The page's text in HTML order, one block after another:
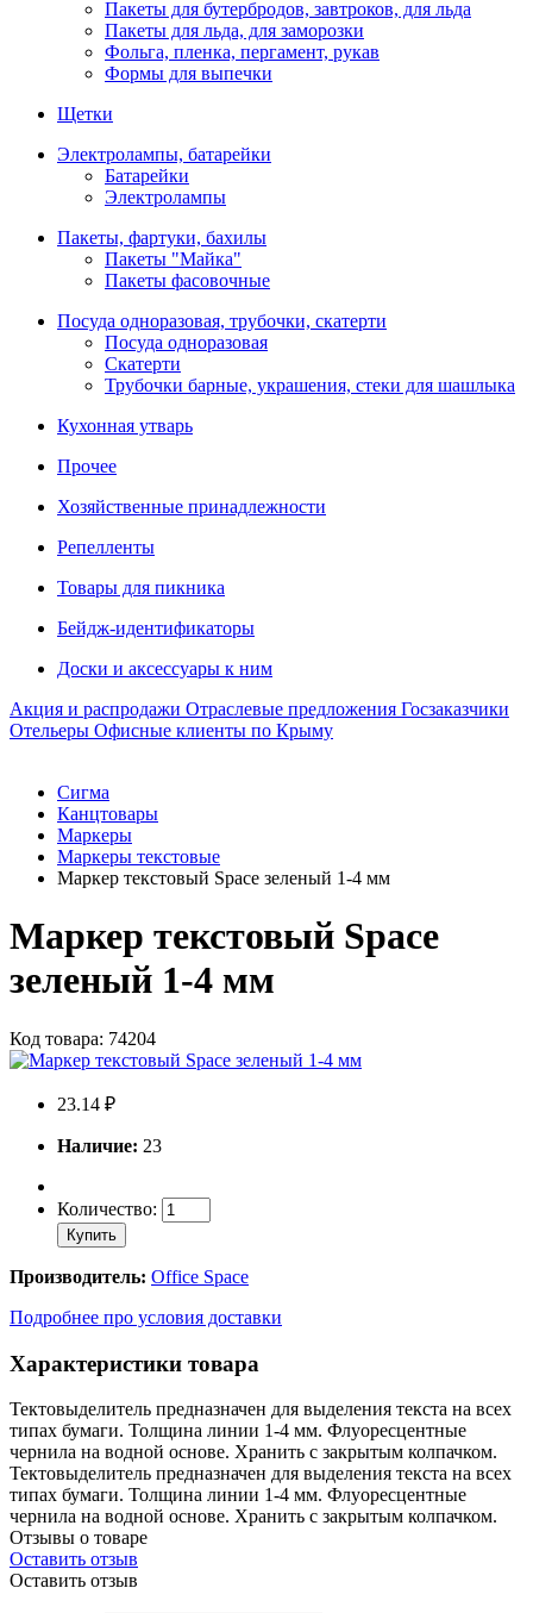
Пакеты для бутербродов, завтроков, для льда
Пакеты для льда, для заморозки
Фольга, пленка, пергамент, рукав
Формы для выпечки
Щетки
Электролампы, батарейки
Батарейки
Электролампы
Пакеты, фартуки, бахилы
Пакеты "Майка"
Пакеты фасовочные
Посуда одноразовая, трубочки, скатерти
Посуда одноразовая
Скатерти
Трубочки барные, украшения, стеки для шашлыка
Кухонная утварь
Прочее
Хозяйственные принадлежности
Репелленты
Товары для пикника
Бейдж-идентификаторы
Доски и аксессуары к ним
Акция и распродажи Отраслевые предложения Госзаказчики
Отельеры Офисные клиенты по Крыму
Сигма
Канцтовары
Маркеры
Маркеры текстовые
Маркер текстовый Space зеленый 1-4 мм
Маркер текстовый Space
зеленый 1-4 мм
Код товара: 74204
23.14 ₽
Наличие: 23
Количество:
Купить
Производитель: Office Space
Подробнее про условия доставки
Характеристики товара
Тектовыделитель предназначен для выделения текста на всех
типах бумаги. Толщина линии 1-4 мм. Флуоресцентные
чернила на водной основе. Хранить с закрытым колпачком.
Тектовыделитель предназначен для выделения текста на всех
типах бумаги. Толщина линии 1-4 мм. Флуоресцентные
чернила на водной основе. Хранить с закрытым колпачком.
Отзывы о товаре
Оставить отзыв
Оставить отзыв